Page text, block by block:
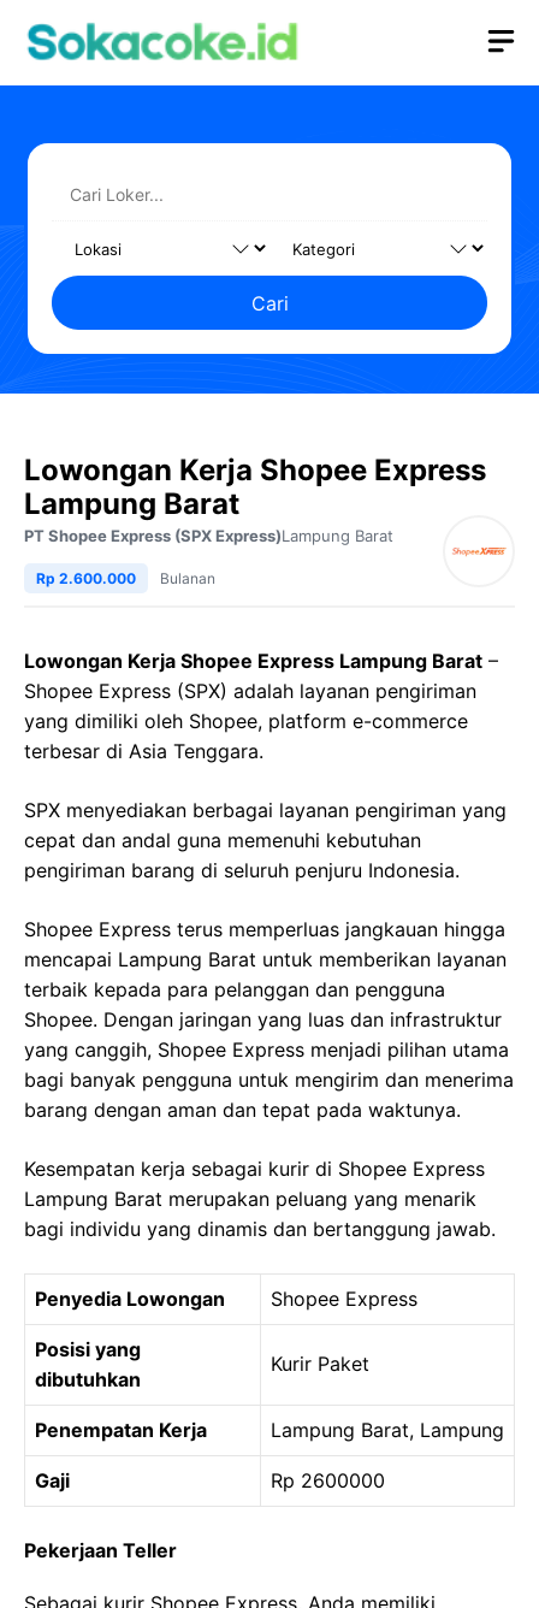
Cari
Lowongan Kerja Shopee Express
Lampung Barat
PT Shopee Express (SPX Express)Lampung Barat
Rp 2.600.000 Bulanan
Lowongan Kerja Shopee Express Lampung Barat –
Shopee Express (SPX) adalah layanan pengiriman
yang dimiliki oleh Shopee, platform e-commerce
terbesar di Asia Tenggara.
SPX menyediakan berbagai layanan pengiriman yang
cepat dan andal guna memenuhi kebutuhan
pengiriman barang di seluruh penjuru Indonesia.
Shopee Express terus memperluas jangkauan hingga
mencapai Lampung Barat untuk memberikan layanan
terbaik kepada para pelanggan dan pengguna
Shopee. Dengan jaringan yang luas dan infrastruktur
yang canggih, Shopee Express menjadi pilihan utama
bagi banyak pengguna untuk mengirim dan menerima
barang dengan aman dan tepat pada waktunya.
Kesempatan kerja sebagai kurir di Shopee Express
Lampung Barat merupakan peluang yang menarik
bagi individu yang dinamis dan bertanggung jawab.
Penyedia Lowongan Shopee Express
Posisi yang
dibutuhkan
Kurir Paket
Penempatan Kerja Lampung Barat, Lampung
Gaji Rp 2600000
Pekerjaan Teller